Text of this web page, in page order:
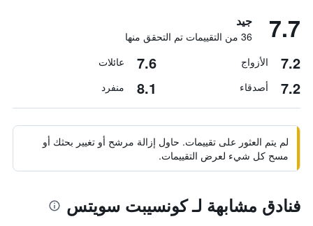
7.7 جيد
36 من التقييمات تم التحقق منها
7.2 الأزواج 7.6 عائلات
7.2 أصدقاء 8.1 منفرد
لم يتم العثور على تقييمات. حاول إزالة مرشح أو تغيير بحثك أو
مسح كل شيء لعرض التقييمات.
فنادق مشابهة لـ كونسيبت سويتس